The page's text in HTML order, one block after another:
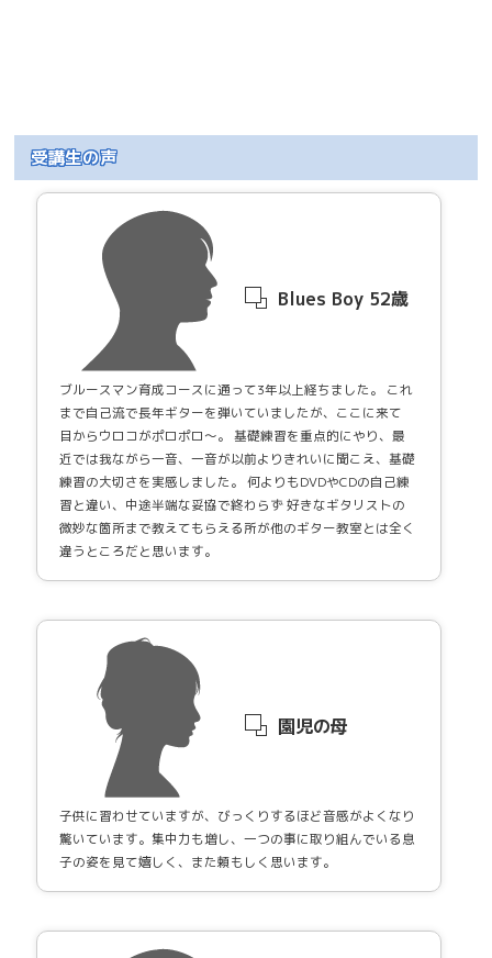
受講生の声
Blues Boy 52歳
ブルースマン育成コースに通って3年以上経ちました。 これ
まで自己流で長年ギターを弾いていましたが、ここに来て
目からウロコがポロポロ〜。 基礎練習を重点的にやり、最
近では我ながら一音、一音が以前よりきれいに聞こえ、基礎
練習の大切さを実感しました。 何よりもDVDやCDの自己練
習と違い、中途半端な妥協で終わらず 好きなギタリストの
微妙な箇所まで教えてもらえる所が他のギター教室とは全く
違うところだと思います。
園児の母
子供に習わせていますが、びっくりするほど音感がよくなり
驚いています。集中力も増し、一つの事に取り組んでいる息
子の姿を見て嬉しく、また頼もしく思います。